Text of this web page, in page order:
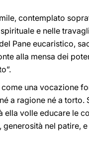
contemplato
e nelle
Pane eucaristico,
alla mensa dei
una vocazione
a ragione né a
ella volle educare le
nel patire,